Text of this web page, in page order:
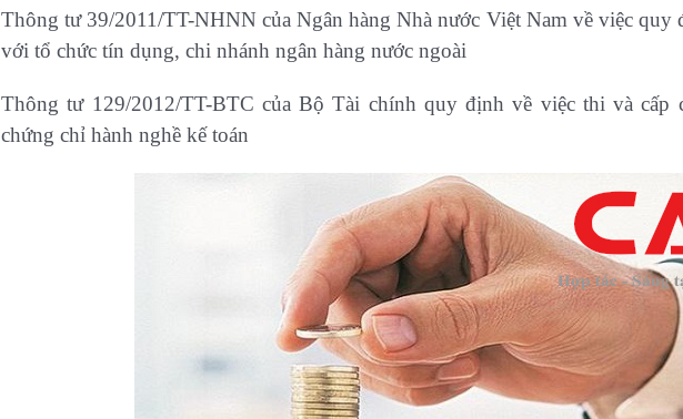
Thông tư 39/2011/TT-NHNN của Ngân hàng Nhà nước Việt Nam về việc quy
với tổ chức tín dụng, chi nhánh ngân hàng nước ngoài
Thông tư 129/2012/TT-BTC của Bộ Tài chính quy định về việc thi và cấp
chứng chỉ hành nghề kế toán